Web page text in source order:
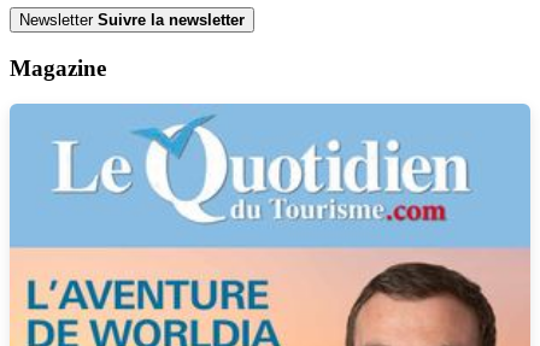
Newsletter Suivre la newsletter
Magazine